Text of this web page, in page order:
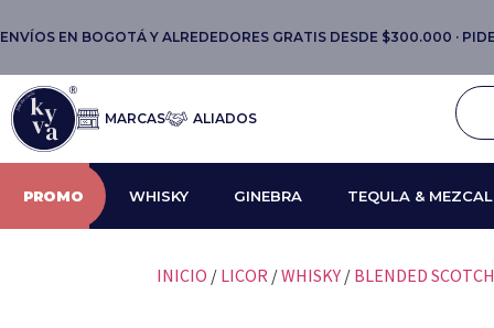
ENVÍOS EN BOGOTÁ Y ALREDEDORES GRATIS DESDE $300.000 ·
MARCAS ALIADOS
PROMO WHISKY GINEBRA TEQULA & MEZCAL
INICIO / LICOR /WHISKY / BLENDED